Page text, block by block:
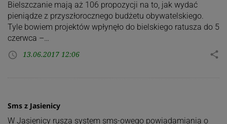
Bielszczanie mają aż 106 propozycji na to, jak wydać
pieniądze z przyszłorocznego budżetu obywatelskiego.
Tyle bowiem projektów wpłynęło do bielskiego ratusza do 5
czerwca –…
access_time 13.06.2017 12:06 share
Sms z Jasienicy
W Jasienicy rusza system sms-owego powiadamiania o